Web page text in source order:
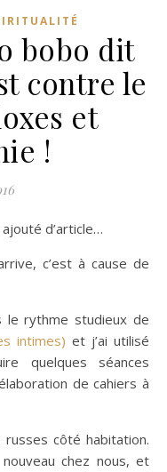
bobo dit
contre le
et
!
ajouté d’article…
c’est à cause de
rythme studieux de
intimes) et j’ai utilisé
quelques séances
de cahiers à
côté habitation.
chez nous, et